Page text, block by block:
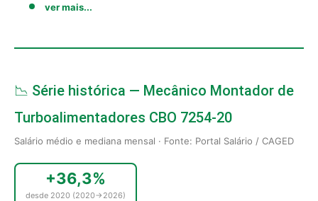
ver mais...
📉 Série histórica — Mecânico Montador de
Turboalimentadores CBO 7254-20
Salário médio e mediana mensal · Fonte: Portal Salário / CAGED
+36,3%
desde 2020 (2020→2026)